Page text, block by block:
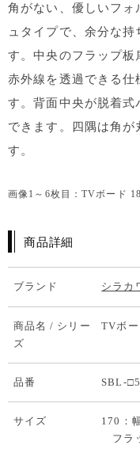
角がない、優しいフ
ュタイプで、余分な
す。中央のフラップ板
赤外線を透過できる仕
す。背面中央が脱着式
できます。四隅は角
す。
画像1～6枚目：TVボード
商品詳細
ブランド シラカ
商品名 / シリー
ズ
TVボー
品番
サイズ
170：
フラ